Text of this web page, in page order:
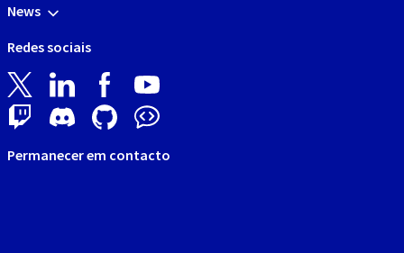
News
Redes sociais
Permanecer em contacto